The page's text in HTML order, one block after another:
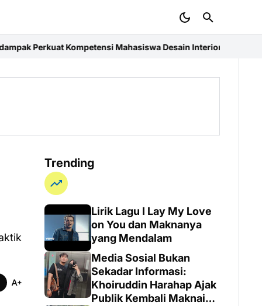
Mahasiswa Desain Interior ISI Surakarta Lewat Magang
Trending
Lirik Lagu I Lay My Love
on You dan Maknanya
yang Mendalam
Media Sosial Bukan
Sekadar Informasi:
Khoiruddin Harahap Ajak
Publik Kembali Maknai